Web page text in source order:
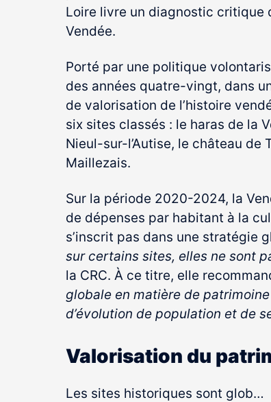
Loire livre un diagnostic critique
Vendée.
Porté par une politique
des années quatre-vingt, dans
de valorisation de l’histoire
six sites classés : le haras de la
Nieul-sur-l’Autise, le château de
Maillezais.
Sur la période 2020-2024, la
de dépenses par habitant à la
s’inscrit pas dans une stratégie
sur certains sites, elles ne sont
la CRC. À ce titre, elle
globale en matière de
d’évolution de population et de
Valorisation du
Les sites historiques sont glob…